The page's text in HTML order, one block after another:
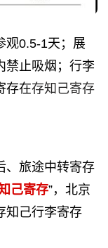
观0.5-1天；展
禁止吸烟；行李
存在存知己寄存
、旅途中转寄存
己寄存”，北京
知己行李寄存